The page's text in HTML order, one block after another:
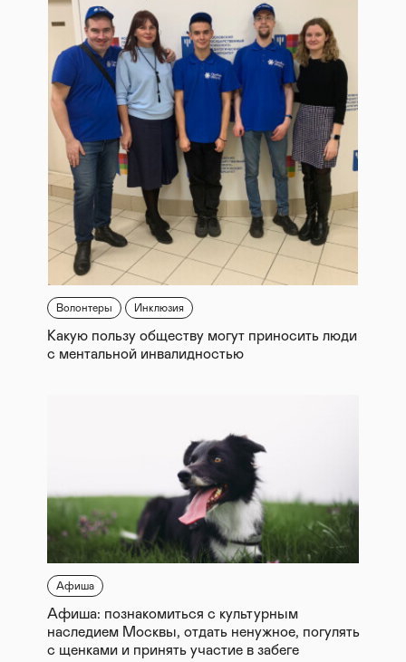
Волонтеры Инклюзия
Какую пользу обществу могут приносить люди
с ментальной инвалидностью
Афиша
Афиша: познакомиться с культурным
наследием Москвы, отдать ненужное, погулять
с щенками и принять участие в забеге